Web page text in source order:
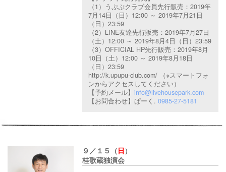
（1）うぷぷクラブ会員先行販売：2019年
7月14日（日）12:00 ～ 2019年7月21日
（日）23:59
（2）LINE友達先行販売：2019年7月27日
（土）12:00 ～ 2019年8月4日（日）23:59
（3）OFFICIAL HP先行販売：2019年8月
10日（土）12:00 ～ 2019年8月18日
（日）23:59
http://k.upupu-club.com/ （※スマートフォ
ンからアクセスしてください）
【予約メール】info@livehousepark.com
【お問合わせ】ぱーく.0985-27-5181
９／１５（日）
桂歌蔵独演会